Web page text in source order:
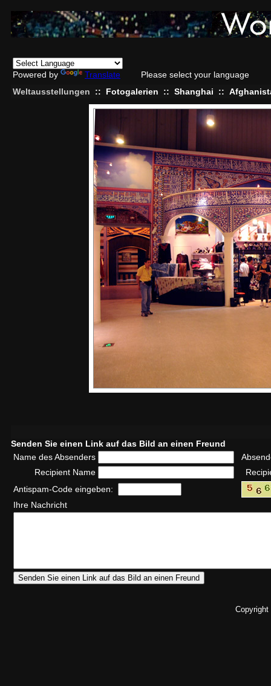
Powered by Translate
Please select your language
Weltausstellungen
:: Fotogalerien :: Shanghai ::
Senden Sie einen Link auf das Bild an einen Freund
Name des Absenders
Recipient Name
Antispam-Code eingeben:
Ihre Nachricht